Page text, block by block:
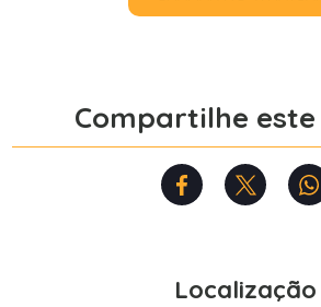
Compartilhe
Localização